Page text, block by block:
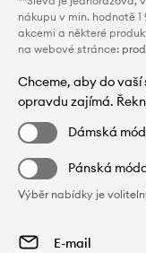
nákupu v min. hodnotě
akcemi a některé
na webové stránce:
Chceme, aby do vaší
opravdu zajímá.
Dámská
Pánská
Výběr nabídky je